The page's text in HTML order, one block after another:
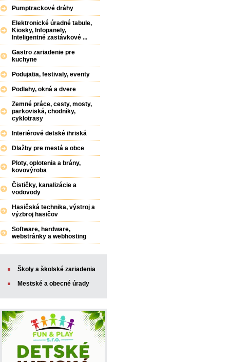
Pumptrackové dráhy
Elektronické úradné tabule,
Kiosky, Infopanely,
Inteligentné zastávkové ...
Gastro zariadenie pre
kuchyne
Podujatia, festivaly, eventy
Podlahy, okná a dvere
Zemné práce, cesty, mosty,
parkoviská, chodníky,
cyklotrasy
Interiérové detské ihriská
Dlažby pre mestá a obce
Ploty, oplotenia a brány,
kovovýroba
Čističky, kanalizácie a
vodovody
Hasičská technika, výstroj a
výzbroj hasičov
Software, hardware,
webstránky a webhosting
Školy a školské zariadenia
Mestské a obecné úrady